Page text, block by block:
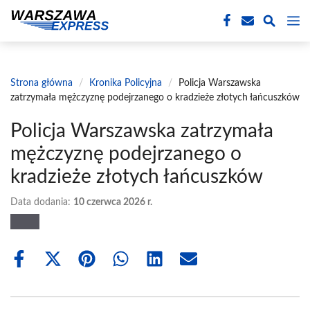
treści
Strona główna / Kronika Policyjna /
Policja Warszawska
zatrzymała mężczyznę podejrzanego o kradzieże złotych łańcuszków
Policja Warszawska zatrzymała
mężczyznę podejrzanego o
kradzieże złotych łańcuszków
Data dodania: 10 czerwca 2026 r.
Share
Share
(Twitter)
Share Share Share Share